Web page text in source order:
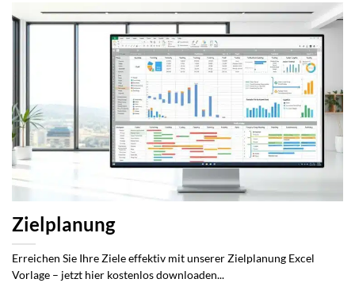
Zielplanung
Erreichen Sie Ihre Ziele effektiv mit unserer Zielplanung Excel
Vorlage – jetzt hier kostenlos downloaden...